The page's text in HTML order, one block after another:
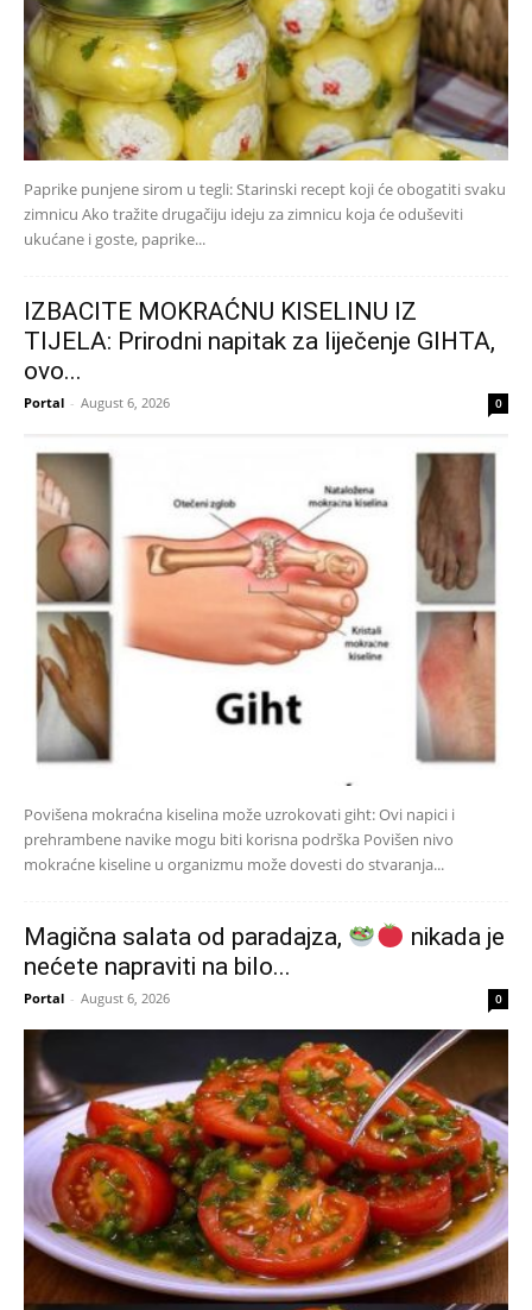
Paprike punjene sirom u tegli: Starinski recept koji će obogatiti svaku
zimnicu Ako tražite drugačiju ideju za zimnicu koja će oduševiti
ukućane i goste, paprike...
IZBACITE MOKRAĆNU KISELINU IZ
TIJELA: Prirodni napitak za liječenje GIHTA,
ovo...
Portal - August 6, 2026 0
Povišena mokraćna kiselina može uzrokovati giht: Ovi napici i
prehrambene navike mogu biti korisna podrška Povišen nivo
mokraćne kiseline u organizmu može dovesti do stvaranja...
Magična salata od paradajza,
nikada je
nećete napraviti na bilo...
Portal - August 6, 2026 0